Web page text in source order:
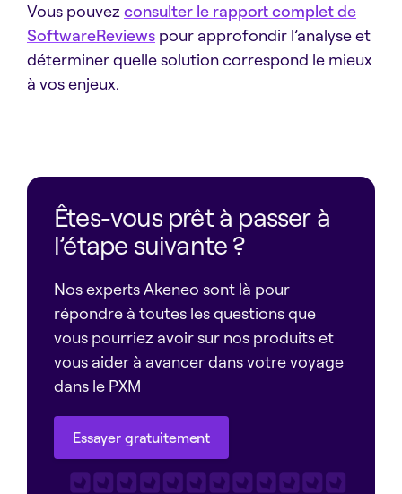
Vous pouvezconsulter le rapport complet de
SoftwareReviews pour approfondir l’analyse et
déterminer quelle solution correspond le mieux
à vos enjeux.
Êtes-vous prêt à passer à
l’étape suivante ?
Nos experts Akeneo sont là pour
répondre à toutes les questions que
vous pourriez avoir sur nos produits et
vous aider à avancer dans votre voyage
dans le PXM
Essayer gratuitement
Essayer gratuitement